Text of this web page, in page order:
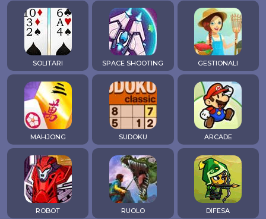
SOLITARI SPACE SHOOTING GESTIONALI
MAHJONG SUDOKU ARCADE
ROBOT RUOLO DIFESA